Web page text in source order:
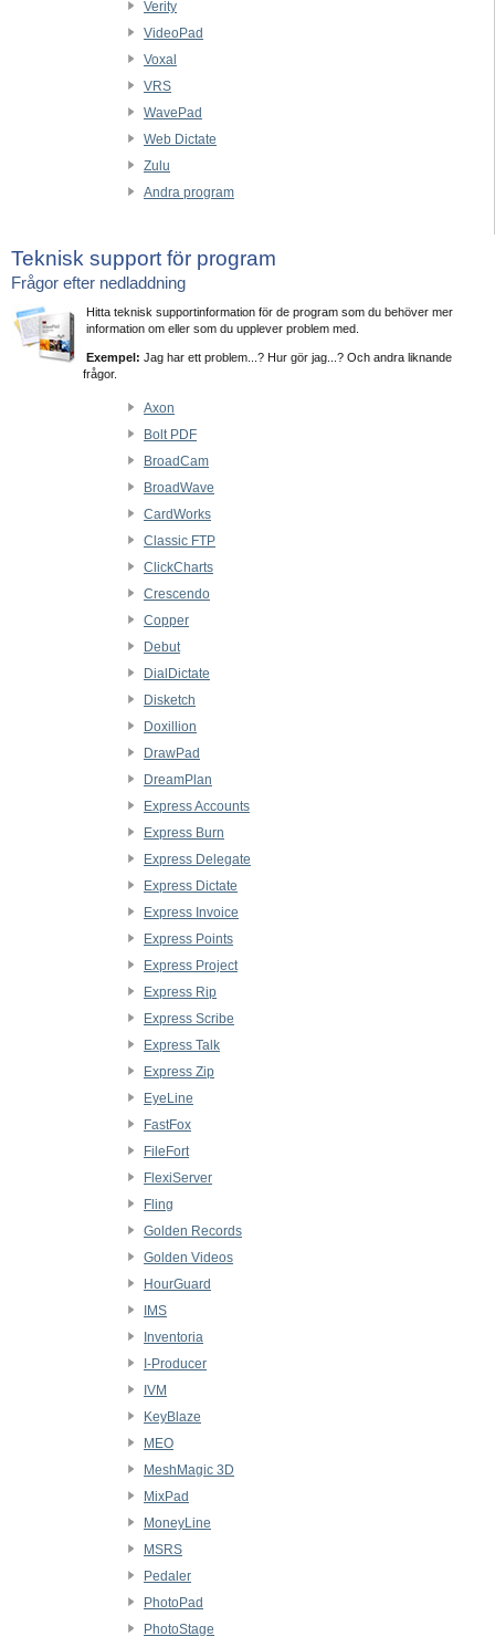
Verity
VideoPad
Voxal
VRS
WavePad
Web Dictate
Zulu
Andra program
Teknisk support för program
Frågor efter nedladdning
Hitta teknisk supportinformation för de program som du behöver mer
information om eller som du upplever problem med.
Exempel: Jag har ett problem...? Hur gör jag...? Och andra liknande
frågor.
Axon
Bolt PDF
BroadCam
BroadWave
CardWorks
Classic FTP
ClickCharts
Crescendo
Copper
Debut
DialDictate
Disketch
Doxillion
DrawPad
DreamPlan
Express Accounts
Express Burn
Express Delegate
Express Dictate
Express Invoice
Express Points
Express Project
Express Rip
Express Scribe
Express Talk
Express Zip
EyeLine
FastFox
FileFort
FlexiServer
Fling
Golden Records
Golden Videos
HourGuard
IMS
Inventoria
I-Producer
IVM
KeyBlaze
MEO
MeshMagic 3D
MixPad
MoneyLine
MSRS
Pedaler
PhotoPad
PhotoStage